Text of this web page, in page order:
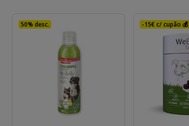
50% desc. -15€ c/ cupão 💰